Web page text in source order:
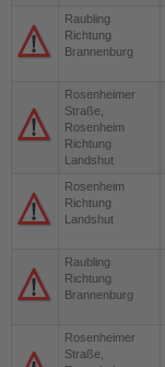
Raubling
Richtung
Brannenburg
Rosenheimer
Straße,
Rosenheim
Richtung
Landshut
Rosenheim
Richtung
Landshut
Raubling
Richtung
Brannenburg
Rosenheimer
Straße,